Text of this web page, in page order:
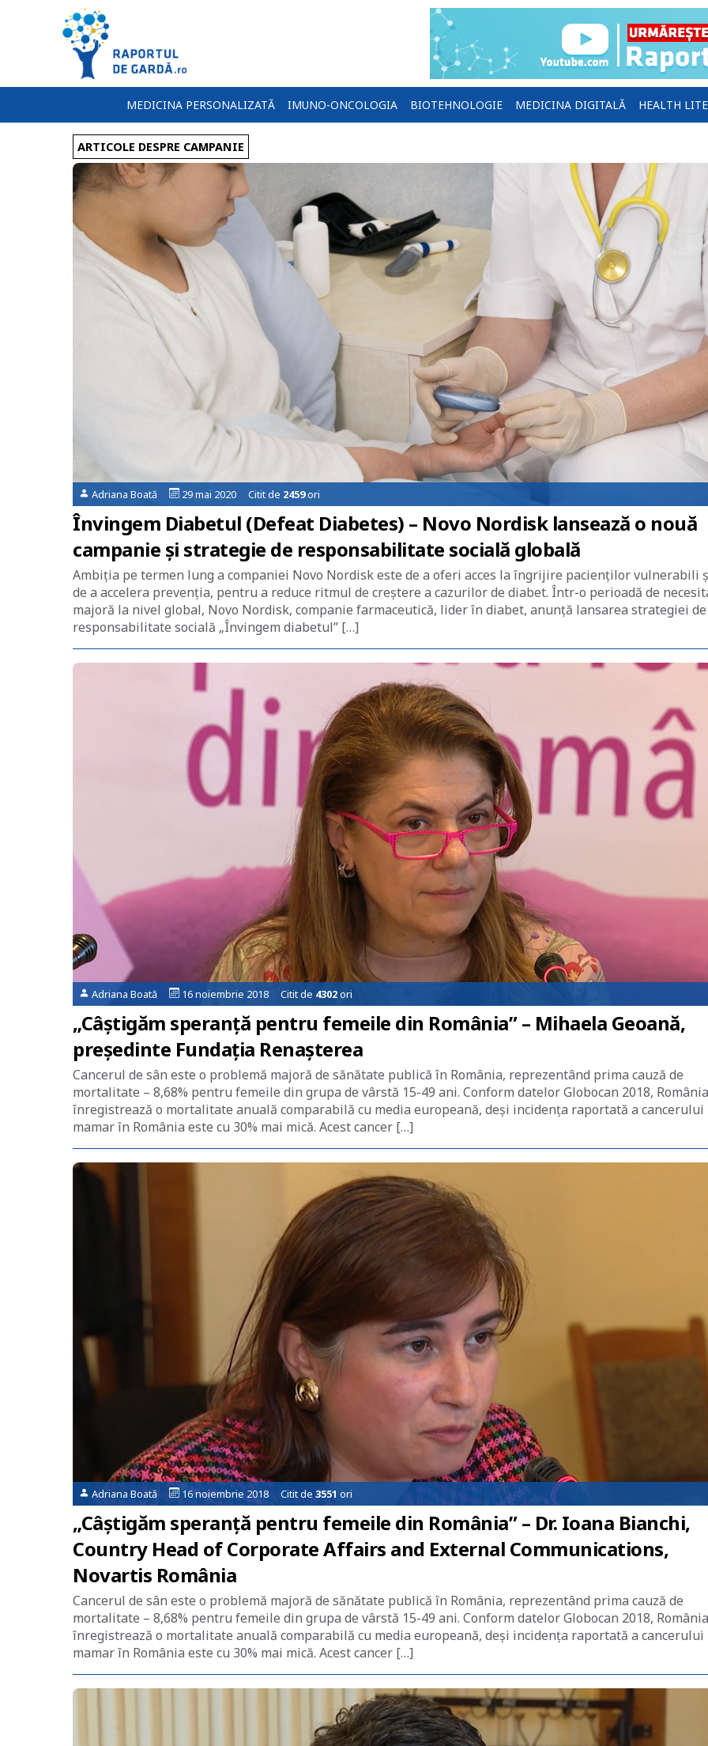
MEDICINA PERSONALIZATĂ IMUNO-ONCOLOGIA BIOTEHNOLOGIE MEDICINA DIGITALĂ HEALTH
ARTICOLE DESPRE CAMPANIE
Adriana Boată 29 mai 2020 Citit de 2459ori
Învingem Diabetul (Defeat Diabetes) – Novo Nordisk lansează o nouă
campanie și strategie de responsabilitate socială globală
Ambiția pe termen lung a companiei Novo Nordisk este de a oferi acces la îngrijire pacienților vulnerabili
de a accelera prevenția, pentru a reduce ritmul de creștere a cazurilor de diabet. Într-o perioadă de
majoră la nivel global, Novo Nordisk, companie farmaceutică, lider în diabet, anunță lansarea strategiei de
responsabilitate socială „Învingem diabetul” […]
Adriana Boată 16 noiembrie 2018 Citit de 4302ori
„Câștigăm speranță pentru femeile din România” – Mihaela Geoană,
președinte Fundația Renașterea
Cancerul de sân este o problemă majoră de sănătate publică în România, reprezentând prima cauză de
mortalitate – 8,68% pentru femeile din grupa de vârstă 15-49 ani. Conform datelor Globocan 2018, România
înregistrează o mortalitate anuală comparabilă cu media europeană, deși incidența raportată a cancerului
mamar în România este cu 30% mai mică. Acest cancer […]
Adriana Boată 16 noiembrie 2018 Citit de 3551 ori
„Câștigăm speranță pentru femeile din România” – Dr. Ioana Bianchi,
Country Head of Corporate Affairs and External Communications,
Novartis România
Cancerul de sân este o problemă majoră de sănătate publică în România, reprezentând prima cauză de
mortalitate – 8,68% pentru femeile din grupa de vârstă 15-49 ani. Conform datelor Globocan 2018, România
înregistrează o mortalitate anuală comparabilă cu media europeană, deși incidența raportată a cancerului
mamar în România este cu 30% mai mică. Acest cancer […]